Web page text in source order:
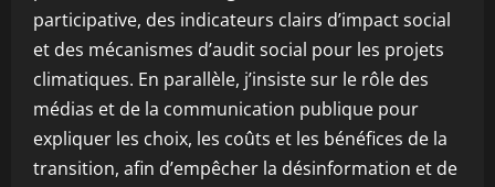
participative, des indicateurs clairs d’impact social
et des mécanismes d’audit social pour les projets
climatiques. En parallèle, j’insiste sur le rôle des
médias et de la communication publique pour
expliquer les choix, les coûts et les bénéfices de la
transition, afin d’empêcher la désinformation et de